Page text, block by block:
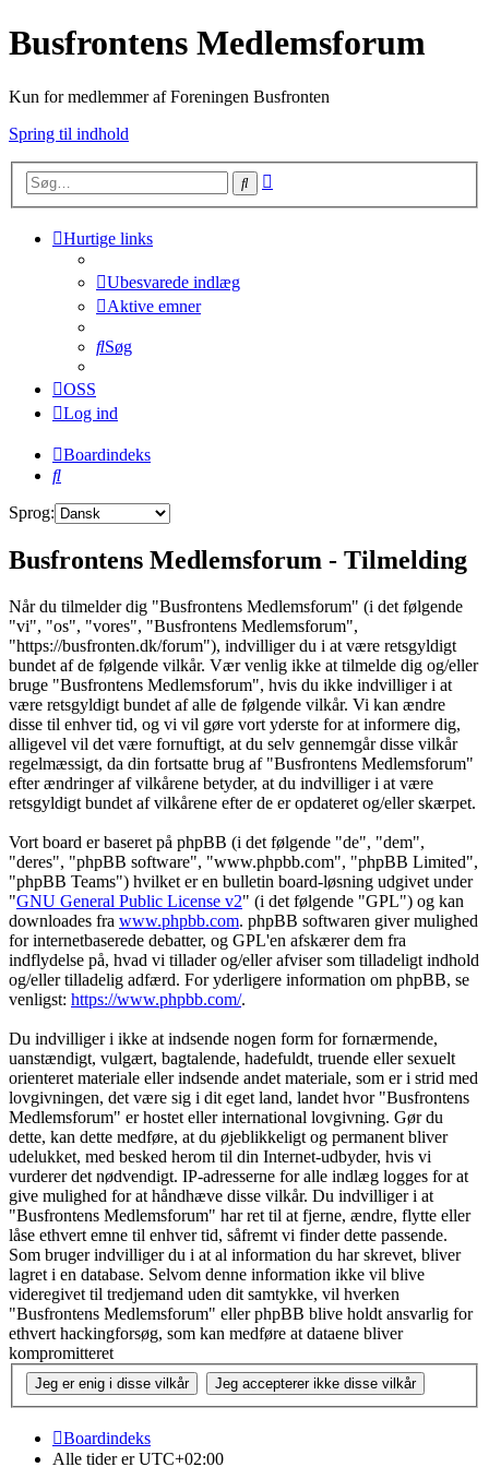
Busfrontens Medlemsforum
Kun for medlemmer af Foreningen Busfronten
Spring til indhold
Søg
Hurtige links
Ubesvarede indlæg
Aktive emner
Søg
OSS
Log ind
Boardindeks
Søg
Sprog:
Busfrontens Medlemsforum - Tilmelding
Når du tilmelder dig "Busfrontens Medlemsforum" (i det følgende
"vi", "os", "vores", "Busfrontens Medlemsforum",
"https://busfronten.dk/forum"), indvilliger du i at være retsgyldigt
bundet af de følgende vilkår. Vær venlig ikke at tilmelde dig og/eller
bruge "Busfrontens Medlemsforum", hvis du ikke indvilliger i at
være retsgyldigt bundet af alle de følgende vilkår. Vi kan ændre
disse til enhver tid, og vi vil gøre vort yderste for at informere dig,
alligevel vil det være fornuftigt, at du selv gennemgår disse vilkår
regelmæssigt, da din fortsatte brug af "Busfrontens Medlemsforum"
efter ændringer af vilkårene betyder, at du indvilliger i at være
retsgyldigt bundet af vilkårene efter de er opdateret og/eller skærpet.
Vort board er baseret på phpBB (i det følgende "de", "dem",
"deres", "phpBB software", "www.phpbb.com", "phpBB Limited",
"phpBB Teams") hvilket er en bulletin board-løsning udgivet under
"GNU General Public License v2" (i det følgende "GPL") og kan
downloades fra www.phpbb.com. phpBB softwaren giver mulighed
for internetbaserede debatter, og GPL'en afskærer dem fra
indflydelse på, hvad vi tillader og/eller afviser som tilladeligt indhold
og/eller tilladelig adfærd. For yderligere information om phpBB, se
venligst: https://www.phpbb.com/.
Du indvilliger i ikke at indsende nogen form for fornærmende,
uanstændigt, vulgært, bagtalende, hadefuldt, truende eller sexuelt
orienteret materiale eller indsende andet materiale, som er i strid med
lovgivningen, det være sig i dit eget land, landet hvor "Busfrontens
Medlemsforum" er hostet eller international lovgivning. Gør du
dette, kan dette medføre, at du øjeblikkeligt og permanent bliver
udelukket, med besked herom til din Internet-udbyder, hvis vi
vurderer det nødvendigt. IP-adresserne for alle indlæg logges for at
give mulighed for at håndhæve disse vilkår. Du indvilliger i at
"Busfrontens Medlemsforum" har ret til at fjerne, ændre, flytte eller
låse ethvert emne til enhver tid, såfremt vi finder dette passende.
Som bruger indvilliger du i at al information du har skrevet, bliver
lagret i en database. Selvom denne information ikke vil blive
videregivet til tredjemand uden dit samtykke, vil hverken
"Busfrontens Medlemsforum" eller phpBB blive holdt ansvarlig for
ethvert hackingforsøg, som kan medføre at dataene bliver
kompromitteret
Boardindeks
Alle tider erUTC+02:00